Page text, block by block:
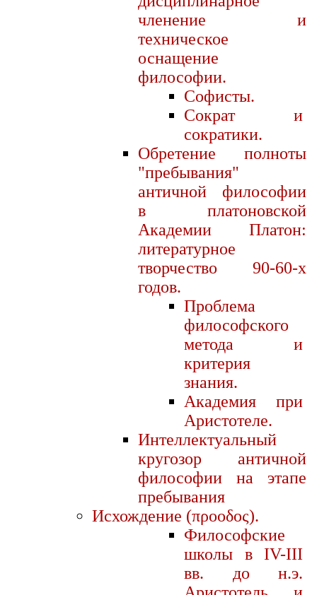
членение и
техническое
оснащение
философии.
Софисты.
Сократ и
сократики.
Обретение полноты
"пребывания"
античной философии
в платоновской
Академии Платон:
литературное
творчество 90-60-х
годов.
Проблема
философского
метода и
критерия
знания.
Академия при
Аристотеле.
Интеллектуальный
кругозор античной
философии на этапе
пребывания
Исхождение (προοδος).
Философские
школы в IV-III
вв. до н.э.